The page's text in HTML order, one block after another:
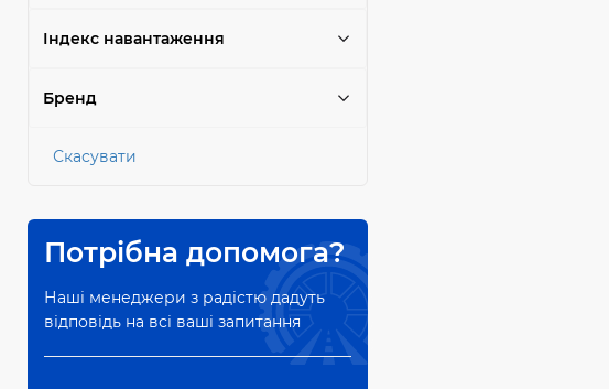
Індекс навантаження
Бренд
Скасувати
Потрібна допомога?
Наші менеджери з радістю дадуть
відповідь на всі ваші запитання